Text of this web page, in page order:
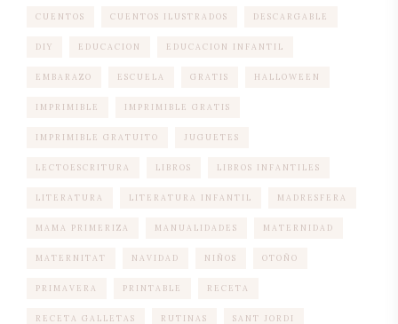
CUENTOS CUENTOS ILUSTRADOS DESCARGABLE
DIY EDUCACION EDUCACION INFANTIL
EMBARAZO ESCUELA GRATIS HALLOWEEN
IMPRIMIBLE IMPRIMIBLE GRATIS
IMPRIMIBLE GRATUITO JUGUETES
LECTOESCRITURA LIBROS LIBROS INFANTILES
LITERATURA LITERATURA INFANTIL MADRESFERA
MAMA PRIMERIZA MANUALIDADES MATERNIDAD
MATERNITAT NAVIDAD NIÑOS OTOÑO
PRIMAVERA PRINTABLE RECETA
RECETA GALLETAS RUTINAS SANT JORDI